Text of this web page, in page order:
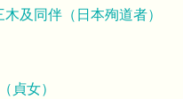
及同伴（日本殉道者）
貞女）